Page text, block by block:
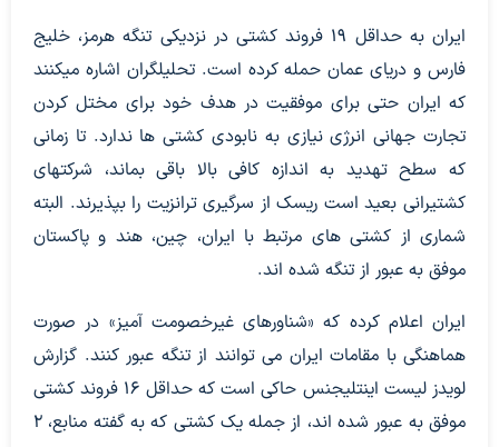
ایران به حداقل ۱۹ فروند کشتی در نزدیکی تنگه هرمز، خلیج
فارس و دریای عمان حمله کرده است. تحلیلگران اشاره میکنند
که ایران حتی برای موفقیت در هدف خود برای مختل کردن
تجارت جهانی انرژی نیازی به نابودی کشتی ها ندارد. تا زمانی
که سطح تهدید به اندازه کافی بالا باقی بماند، شرکتهای
کشتیرانی بعید است ریسک از سرگیری ترانزیت را بپذیرند. البته
شماری از کشتی های مرتبط با ایران، چین، هند و پاکستان
موفق به عبور از تنگه شده اند.
ایران اعلام کرده که «شناورهای غیرخصومت آمیز» در صورت
هماهنگی با مقامات ایران می توانند از تنگه عبور کنند. گزارش
لویدز لیست اینتلیجنس حاکی است که حداقل ۱۶ فروند کشتی
موفق به عبور شده اند، از جمله یک کشتی که به گفته منابع، ۲